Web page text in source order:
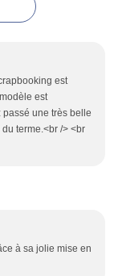
est
est
une très belle
terme.<br /> <br
à sa jolie mise en